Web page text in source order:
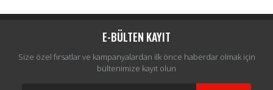
E-BÜLTEN KAYIT
Size özel fırsatlar ve kampanyalardan ilk önce haberdar olmak için
bültenimize kayıt olun